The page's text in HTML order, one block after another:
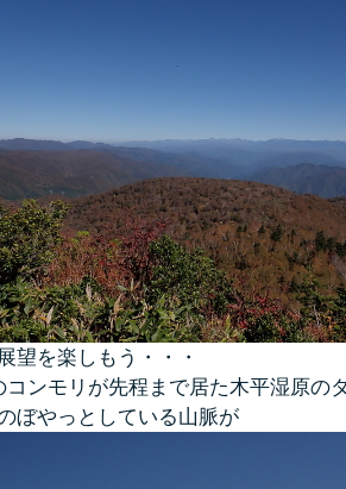
望を楽しもう・・・
コンモリが先程まで居た木平湿原の
ぼやっとしている山脈が